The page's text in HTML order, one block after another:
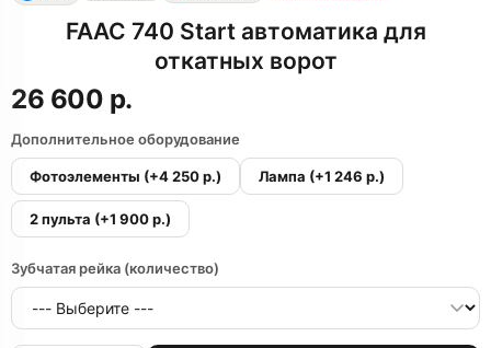
FAAC 740 Start автоматика для
откатных ворот
26 600 р.
Дополнительное оборудование
Фотоэлементы (+4 250 р.) Лампа (+1 246 р.)
2 пульта (+1 900 р.)
Зубчатая рейка (количество)